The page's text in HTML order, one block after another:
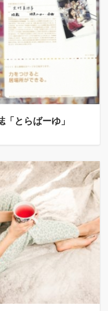
とらばーゆ」